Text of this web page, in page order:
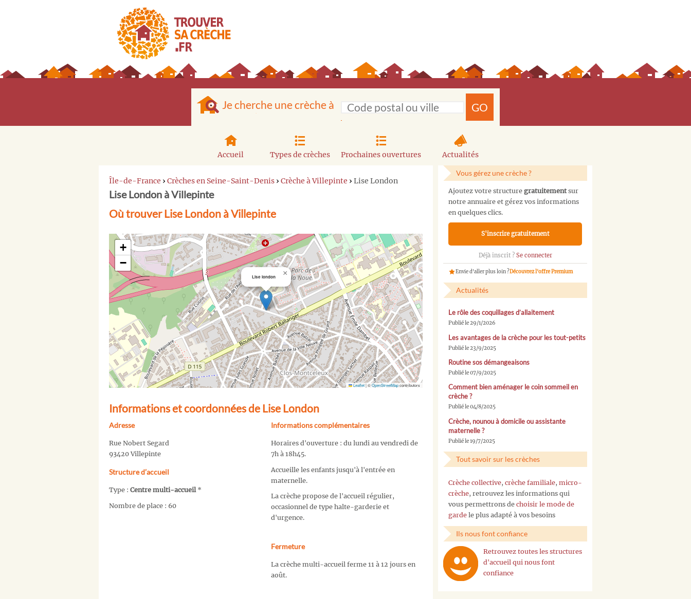
Je cherche une crèche à GO
Accueil Types de crèches Prochaines ouvertures Actualités
Île-de-France › Crèches en Seine-Saint-Denis › Crèche à Villepinte › Lise London
Lise London à Villepinte
Où trouver Lise London à Villepinte
Lise london ×
+
−
Leaflet|©OpenStreetMapcontributors
Informations et coordonnées de Lise London
Adresse
Rue Nobert Segard
93420 Villepinte
Structure d’accueil
Type : Centre multi-accueil*
Nombre de place : 60
Informations complémentaires
Horaires d'ouverture : du lundi au vendredi de
7h à 18h45.
Accueille les enfants jusqu'à l'entrée en
maternelle.
La crèche propose de l'accueil régulier,
occasionnel de type halte-garderie et
d'urgence.
Fermeture
La crèche multi-accueil ferme 11 à 12 jours en
août.
Vous gérez une crèche ?
Ajoutez votre structure gratuitementsur
notre annuaire et gérez vos informations
en quelques clics.
S'inscrire gratuitement
Déjà inscrit ? Se connecter
Envie d'aller plus loin ?Découvrez l'offre Premium
Actualités
Le rôle des coquillages d’allaitement
Publié le 29/1/2026
Les avantages de la crèche pour les tout-petits
Publié le 23/9/2025
Routine sos démangeaisons
Publié le 07/9/2025
Comment bien aménager le coin sommeil en
crèche ?
Publié le 04/8/2025
Crèche, nounou à domicile ou assistante
maternelle ?
Publié le 19/7/2025
Tout savoir sur les crèches
Crèche collective, crèche familiale, micro-
crèche, retrouvez les informations qui
vous permettrons de choisir le mode de
garde le plus adapté à vos besoins
Ils nous font confiance
Retrouvez toutes les structures
d'accueil qui nous font
confiance